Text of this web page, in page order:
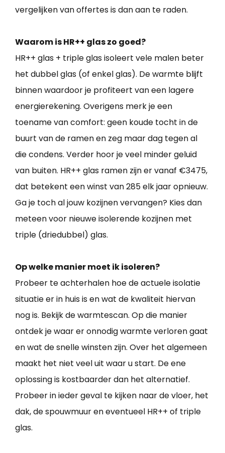
vergelijken van offertes is dan aan te raden.
Waarom is HR++ glas zo goed?
HR++ glas + triple glas isoleert vele malen beter
het dubbel glas (of enkel glas). De warmte blijft
binnen waardoor je profiteert van een lagere
energierekening. Overigens merk je een
toename van comfort: geen koude tocht in de
buurt van de ramen en zeg maar dag tegen al
die condens. Verder hoor je veel minder geluid
van buiten. HR++ glas ramen zijn er vanaf €3475,
dat betekent een winst van 285 elk jaar opnieuw.
Ga je toch al jouw kozijnen vervangen? Kies dan
meteen voor nieuwe isolerende kozijnen met
triple (driedubbel) glas.
Op welke manier moet ik isoleren?
Probeer te achterhalen hoe de actuele isolatie
situatie er in huis is en wat de kwaliteit hiervan
nog is. Bekijk de warmtescan. Op die manier
ontdek je waar er onnodig warmte verloren gaat
en wat de snelle winsten zijn. Over het algemeen
maakt het niet veel uit waar u start. De ene
oplossing is kostbaarder dan het alternatief.
Probeer in ieder geval te kijken naar de vloer, het
dak, de spouwmuur en eventueel HR++ of triple
glas.